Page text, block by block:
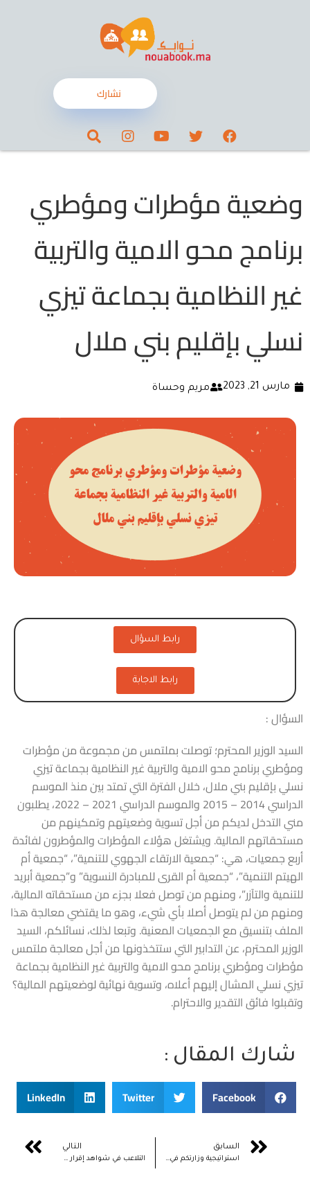
نشارك
وضعية مؤطرات ومؤطري
برنامج محو الامية والتربية
غير النظامية بجماعة تيزي
نسلي بإقليم بني ملال
مارس 21, 2023 مريم وحساة
رابط السؤال
رابط الاجابة
السؤال :
السيد الوزير المحترم؛ توصلت بملتمس من مجموعة من مؤطرات
ومؤطري برنامج محو الامية والتربية غير النظامية بجماعة تيزي
نسلي بإقليم بني ملال، خلال الفترة التي تمتد بين منذ الموسم
الدراسي 2014 – 2015 والموسم الدراسي 2021 – 2022، يطلبون
مني التدخل لديكم من أجل تسوية وضعيتهم وتمكينهم من
مستحقاتهم المالية. ويشتغل هؤلاء المؤطرات والمؤطرون لفائدة
أربع جمعيات، هي: “جمعية الارتقاء الجهوي للتنمية”، “جمعية أم
الهيتم التنمية”، “جمعية أم القرى للمبادرة النسوية” و”جمعية أبريد
للتنمية والتآزر”، ومنهم من توصل فعلا بجزء من مستحقاته المالية،
ومنهم من لم يتوصل أصلا بأي شيء، وهو ما يقتضي معالجة هذا
الملف بتنسيق مع الجمعيات المعنية. وتبعا لذلك، نسائلكم، السيد
الوزير المحترم، عن التدابير التي ستتخذونها من أجل معالجة ملتمس
مؤطرات ومؤطري برنامج محو الامية والتربية غير النظامية بجماعة
تيزي نسلي المشال إليهم أعلاه، وتسوية نهائية لوضعيتهم المالية؟
وتقبلوا فائق التقدير والاحترام.
شارك المقال :
Facebook
Twitter
LinkedIn
السابق
استراتيجية وزارتكم في مجال الاستثمار في جهة الداخلة وادي الذهب
التالي
التلاعب في شواهد إقرار مصدر استيراد المواد النفطية بميناء طنجة المتوسط